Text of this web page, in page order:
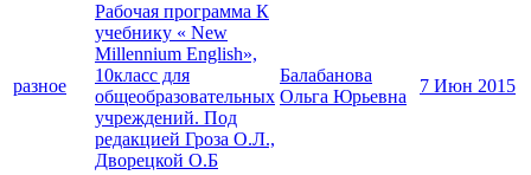
разное
Рабочая программа К
учебнику « New
Millennium English»,
10класс для
общеобразовательных
учреждений. Под
редакцией Гроза О.Л.,
Дворецкой О.Б
Балабанова
Ольга Юрьевна
7 Июн 2015